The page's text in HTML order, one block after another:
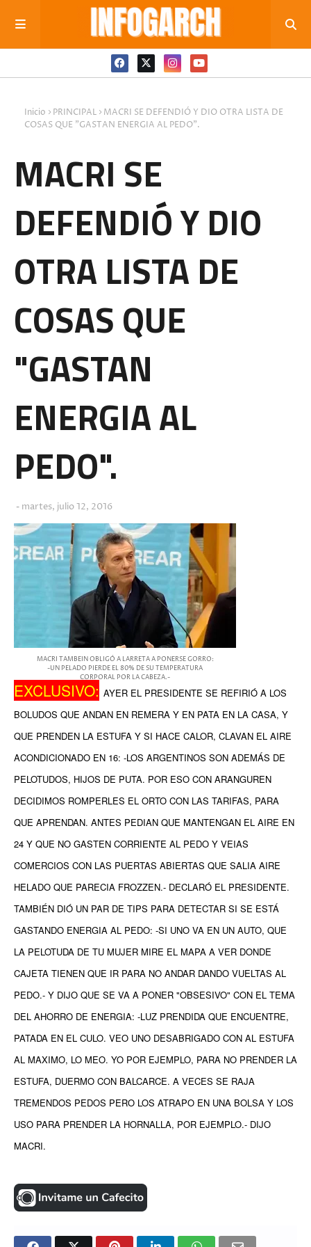
Inicio PRINCIPAL
MACRI SE DEFENDIÓ Y DIO OTRA LISTA DE
COSAS QUE "GASTAN ENERGIA AL PEDO".
MACRI SE
DEFENDIÓ Y DIO
OTRA LISTA DE
COSAS QUE
"GASTAN
ENERGIA AL
PEDO".
martes, julio 12, 2016
MACRI TAMBEIN OBLIGÓ A LARRETA A PONERSE GORRO:
-UN PELADO PIERDE EL 80% DE SU TEMPERATURA
CORPORAL POR LA CABEZA.-
EXCLUSIVO: AYER EL PRESIDENTE SE REFIRIÓ A LOS
BOLUDOS QUE ANDAN EN REMERA Y EN PATA EN LA CASA, Y
QUE PRENDEN LA ESTUFA Y SI HACE CALOR, CLAVAN EL AIRE
ACONDICIONADO EN 16: -LOS ARGENTINOS SON ADEMÁS DE
PELOTUDOS, HIJOS DE PUTA. POR ESO CON ARANGUREN
DECIDIMOS ROMPERLES EL ORTO CON LAS TARIFAS, PARA
QUE APRENDAN. ANTES PEDIAN QUE MANTENGAN EL AIRE EN
24 Y QUE NO GASTEN CORRIENTE AL PEDO Y VEIAS
COMERCIOS CON LAS PUERTAS ABIERTAS QUE SALIA AIRE
HELADO QUE PARECIA FROZZEN.- DECLARÓ EL PRESIDENTE.
TAMBIÉN DIÓ UN PAR DE TIPS PARA DETECTAR SI SE ESTÁ
GASTANDO ENERGIA AL PEDO: -SI UNO VA EN UN AUTO, QUE
LA PELOTUDA DE TU MUJER MIRE EL MAPA A VER DONDE
CAJETA TIENEN QUE IR PARA NO ANDAR DANDO VUELTAS AL
PEDO.- Y DIJO QUE SE VA A PONER "OBSESIVO" CON EL TEMA
DEL AHORRO DE ENERGIA: -LUZ PRENDIDA QUE ENCUENTRE,
PATADA EN EL CULO. VEO UNO DESABRIGADO CON AL ESTUFA
AL MAXIMO, LO MEO. YO POR EJEMPLO, PARA NO PRENDER LA
ESTUFA, DUERMO CON BALCARCE. A VECES SE RAJA
TREMENDOS PEDOS PERO LOS ATRAPO EN UNA BOLSA Y LOS
USO PARA PRENDER LA HORNALLA, POR EJEMPLO.- DIJO
MACRI.